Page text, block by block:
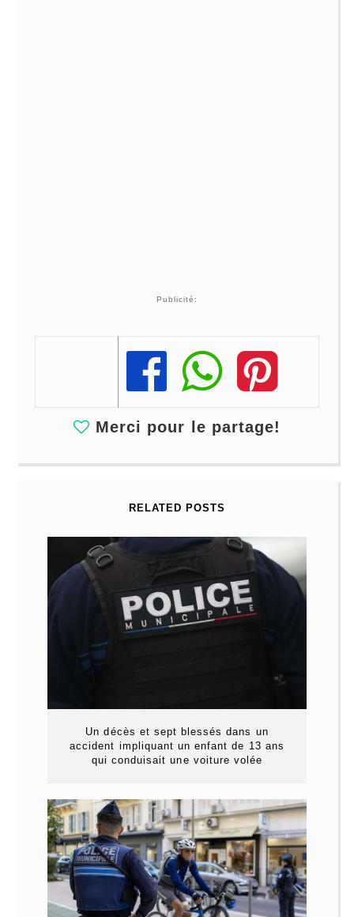
Publicité:
Share
Share
Share
Merci pour le partage!
RELATED POSTS
Un décès et sept blessés dans un
accident impliquant un enfant de 13 ans
qui conduisait une voiture volée